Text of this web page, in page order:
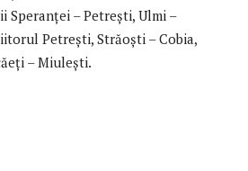
Speranței – Petrești, Ulmi –
Petrești, Străoști – Cobia,
– Miulești.